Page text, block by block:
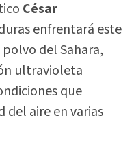
César
enfrentará este
del Sahara,
ultravioleta
que
aire en varias